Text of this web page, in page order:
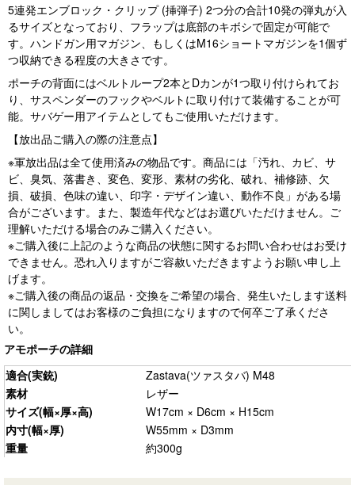
5連発エンブロック・クリップ (挿弾子) 2つ分の合計10発の弾丸が入
るサイズとなっており、フラップは底部のキボシで固定が可能で
す。ハンドガン用マガジン、もしくはM16ショートマガジンを1個ず
つ収納できる程度の大きさです。
ポーチの背面にはベルトループ2本とDカンが1つ取り付けられてお
り、サスペンダーのフックやベルトに取り付けて装備することが可
能。サバゲー用アイテムとしてもご使用いただけます。
【放出品ご購入の際の注意点】
※軍放出品は全て使用済みの物品です。商品には「汚れ、カビ、サ
ビ、臭気、落書き、変色、変形、素材の劣化、破れ、補修跡、欠
損、破損、色味の違い、印字・デザイン違い、動作不良」がある場
合がございます。また、製造年代などはお選びいただけません。ご
理解いただける場合のみご購入ください。
※ご購入後に上記のような商品の状態に関するお問い合わせはお受け
できません。恐れ入りますがご容赦いただきますようお願い申し上
げます。
※ご購入後の商品の返品・交換をご希望の場合、発生いたします送料
に関しましてはお客様のご負担になりますので何卒ご了承くださ
い。
アモポーチの詳細
適合(実銃)
Zastava(ツァスタバ) M48
素材
レザー
サイズ(幅×厚×高)
W17cm × D6cm × H15cm
内寸(幅×厚)
W55mm × D3mm
重量
約300g